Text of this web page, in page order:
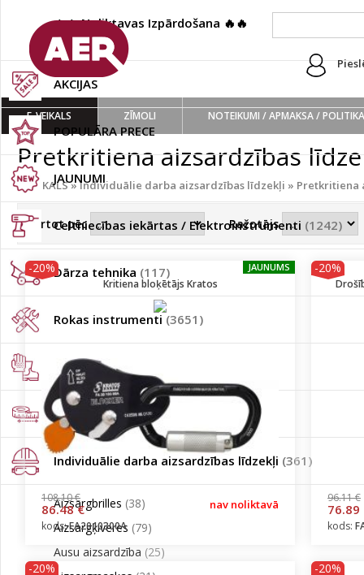
🔥🔥 Noliktavas Izpārdošana 🔥🔥
(222)
AKCIJAS
POPULĀRA PRECE
JAUNUMI
Celtniecības iekārtas / Elektroinstrumenti (1242)
Dārza tehnika (117)
Rokas instrumenti (3651)
Darba apģērbi/apavi/cimdi
Mērinstrumenti(672)
Individuālie darba aizsardzības līdzekļi (361)
Aizsargbrilles (38)
Aizsargķiveres (79)
Ausu aizsardzība (25)
E-VEIKALS ZĪMOLI NOTEIKUMI / APMAKSA / POLITIKA
Pretkritiena aizsardzības
E-VEIKALS»Individuālie darba aizsardzības līdzekļi » Pretkritiena
Kārtot pēc Ražotājs
-20% JAUNUMS
Kritiena bloķētājs Kratos
108.10 €
86.48 € nav noliktavā
kods:FA2010300A
-20%
96.11 €
76.89
kods:
-20% -20%